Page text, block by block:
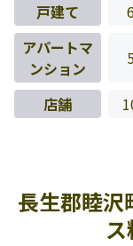
戸建て
アパートマ
ンション
店舗
長生郡睦沢